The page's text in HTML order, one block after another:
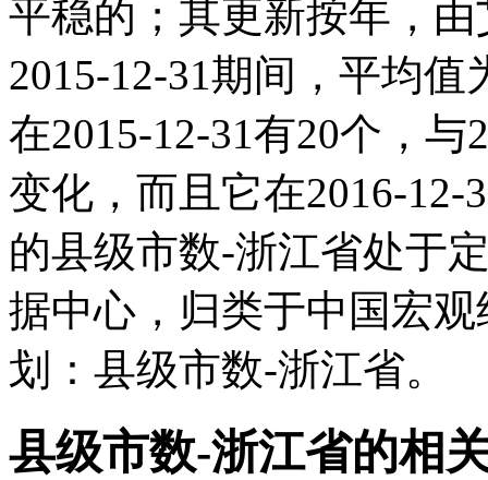
平稳的；其更新按年，
2015-12-31期间，平均
在2015-12-31有20个，
变化，而且它在2016-
的县级市数-浙江省处于
据中心，归类于中国宏
划：县级市数-浙江省。
县级市数-浙江省的相